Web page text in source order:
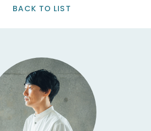
BACK TO LIST